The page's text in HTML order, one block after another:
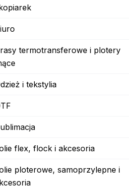
termotransferowe i plotery
i tekstylia
flex, flock i akcesoria
ploterowe, samoprzylepne i